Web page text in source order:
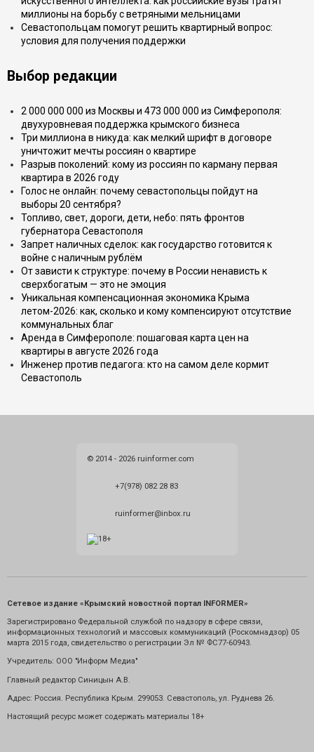
миллионы на борьбу с ветряными мельницами
Севастопольцам помогут решить квартирный вопрос:
условия для получения поддержки
Выбор редакции
2 000 000 000 из Москвы и 473 000 000 из Симферополя:
двухуровневая поддержка крымского бизнеса
Три миллиона в никуда: как мелкий шрифт в договоре
уничтожит мечты россиян о квартире
Разрыв поколений: кому из россиян по карману первая
квартира в 2026 году
Голос не онлайн: почему севастопольцы пойдут на
выборы 20 сентября?
Топливо, свет, дороги, дети, небо: пять фронтов
губернатора Севастополя
Запрет наличных сделок: как государство готовится к
войне с наличным рублём
От зависти к структуре: почему в России ненависть к
сверхбогатым — это не эмоция
Уникальная компенсационная экономика Крыма
летом-2026: как, сколько и кому компенсируют отсутствие
коммунальных благ
Аренда в Симферополе: пошаговая карта цен на
квартиры в августе 2026 года
Инженер против педагога: кто на самом деле кормит
Севастополь
© 2014 - 2026 ruinformer.com
+7(978) 082 28 83
ruinformer@inbox.ru
Сетевое издание «Крымский новостной портал INFORMER»
Зарегистрировано Федеральной службой по надзору в сфере связи,
информационных технологий и массовых коммуникаций (Роскомнадзор) 05
марта 2015 года, свидетельство о регистрации Эл № ФС77-60943.
Учредитель: ООО "Информ Медиа"
Главный редактор Синицын А.В.
Адрес: Россия. Республика Крым. 299053. Севастополь, ул. Руднева 26.
Настоящий ресурс может содержать материалы 18+